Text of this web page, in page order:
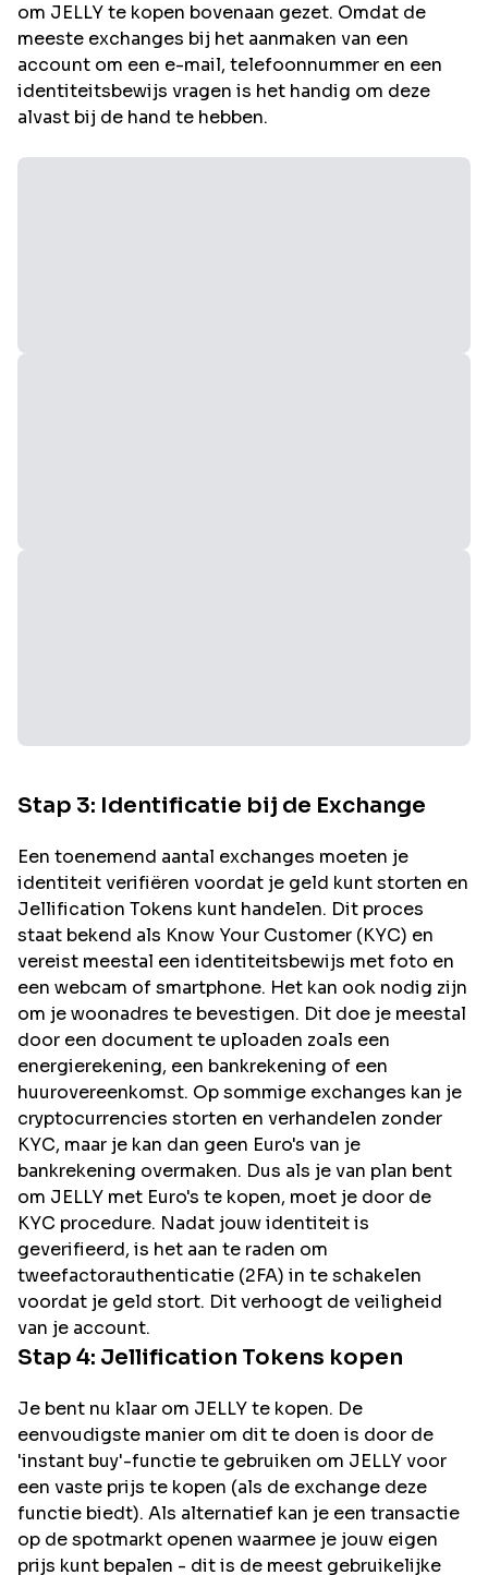
om JELLYte kopen bovenaan gezet. Omdat de
meeste exchanges bij het aanmaken van een
account om een e-mail, telefoonnummer en een
identiteitsbewijs vragen is het handig om deze
alvast bij de hand te hebben.
Stap 3: Identificatie bij de Exchange
Een toenemend aantal exchanges moeten je
identiteit verifiëren voordat je geld kunt storten en
Jellification Tokens kunt handelen. Dit proces
staat bekend als Know Your Customer (KYC) en
vereist meestal een identiteitsbewijs met foto en
een webcam of smartphone. Het kan ook nodig zijn
om je woonadres te bevestigen. Dit doe je meestal
door een document te uploaden zoals een
energierekening, een bankrekening of een
huurovereenkomst. Op sommige exchanges kan je
cryptocurrencies storten en verhandelen zonder
KYC, maar je kan dan geen Euro's van je
bankrekening overmaken. Dus als je van plan bent
om JELLY met Euro's te kopen, moet je door de
KYC procedure. Nadat jouw identiteit is
geverifieerd, is het aan te raden om
tweefactorauthenticatie (2FA) in te schakelen
voordat je geld stort. Dit verhoogt de veiligheid
van je account.
Stap 4: Jellification Tokens kopen
Je bent nu klaar om JELLY te kopen. De
eenvoudigste manier om dit te doen is door de
'instant buy'-functie te gebruiken om JELLY voor
een vaste prijs te kopen (als de exchange deze
functie biedt). Als alternatief kan je een transactie
op de spotmarkt openen waarmee je jouw eigen
prijs kunt bepalen - dit is de meest gebruikelijke